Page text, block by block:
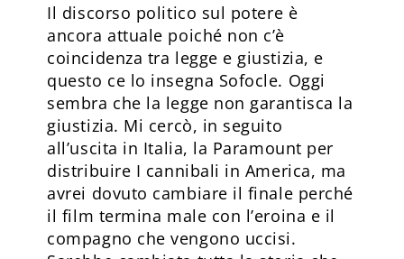
Il discorso politico sul potere è
ancora attuale poiché non c’è
coincidenza tra legge e giustizia, e
questo ce lo insegna Sofocle. Oggi
sembra che la legge non garantisca la
giustizia. Mi cercò, in seguito
all’uscita in Italia, la Paramount per
distribuire I cannibali in America, ma
avrei dovuto cambiare il finale perché
il film termina male con l’eroina e il
compagno che vengono uccisi.